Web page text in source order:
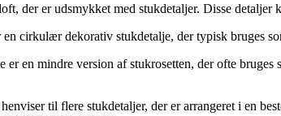
der er udsmykket med stukdetaljer. Disse
en cirkulær dekorativ stukdetalje, der typisk bruges
er en mindre version af stukrosetten, der ofte
til flere stukdetaljer, der er arrangeret i en